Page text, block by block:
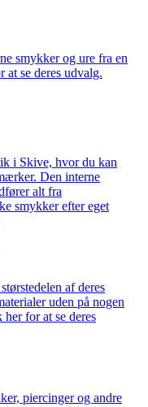
smykker og ure fra en
se deres udvalg.
i Skive, hvor du kan
Den interne
alt fra
smykker efter eget
af deres
uden på nogen
for at se deres
piercinger og andre